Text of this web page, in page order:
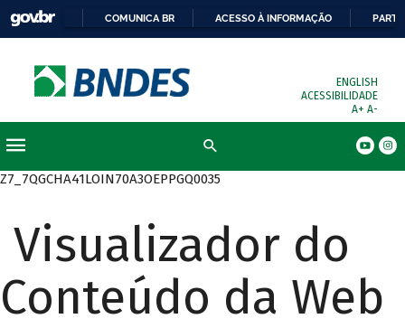
COMUNICA BR ACESSO À INFORMAÇÃO
ENGLISH
ACESSIBILIDADE
A+ A-
Z7_7QGCHA41LOIN70A3OEPPGQ0035
Visualizador do
Conteúdo da Web